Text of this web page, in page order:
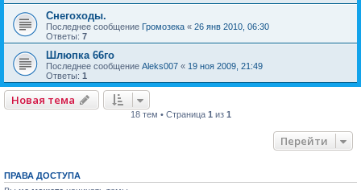
Снегоходы.
Последнее сообщение Громозека « 26 янв 2010, 06:30
Ответы: 7
Шлюпка 66го
Последнее сообщение Aleks007 « 19 ноя 2009, 21:49
Ответы: 1
Новая тема
18 тем • Страница 1 из 1
Перейти
ПРАВА ДОСТУПА